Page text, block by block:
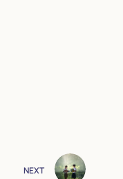
NEXT